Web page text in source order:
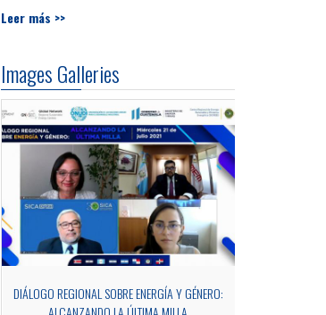
Leer más >>
Images Galleries
DIÁLOGO REGIONAL SOBRE ENERGÍA Y GÉNERO: